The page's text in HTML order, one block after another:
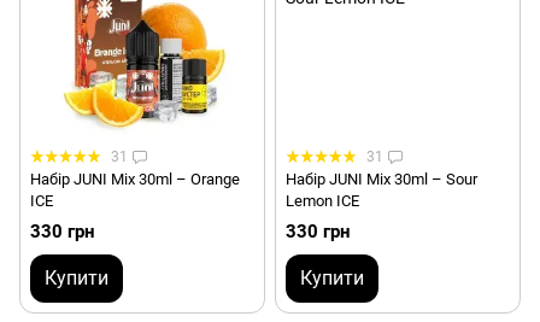
31
Набір JUNI Mix 30ml – Orange
ICE
330 грн
Купити
31
Набір JUNI Mix 30ml – Sour
Lemon ICE
330 грн
Купити